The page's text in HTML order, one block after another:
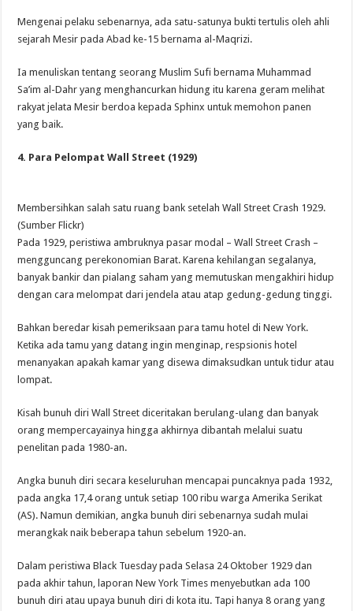
Mengenai pelaku sebenarnya, ada satu-satunya bukti tertulis oleh ahli
sejarah Mesir pada Abad ke-15 bernama al-Maqrizi.
Ia menuliskan tentang seorang Muslim Sufi bernama Muhammad
Sa’im al-Dahr yang menghancurkan hidung itu karena geram melihat
rakyat jelata Mesir berdoa kepada Sphinx untuk memohon panen
yang baik.
4. Para Pelompat Wall Street (1929)
Membersihkan salah satu ruang bank setelah Wall Street Crash 1929.
(Sumber Flickr)
Pada 1929, peristiwa ambruknya pasar modal – Wall Street Crash –
mengguncang perekonomian Barat. Karena kehilangan segalanya,
banyak bankir dan pialang saham yang memutuskan mengakhiri hidup
dengan cara melompat dari jendela atau atap gedung-gedung tinggi.
Bahkan beredar kisah pemeriksaan para tamu hotel di New York.
Ketika ada tamu yang datang ingin menginap, respsionis hotel
menanyakan apakah kamar yang disewa dimaksudkan untuk tidur atau
lompat.
Kisah bunuh diri Wall Street diceritakan berulang-ulang dan banyak
orang mempercayainya hingga akhirnya dibantah melalui suatu
penelitan pada 1980-an.
Angka bunuh diri secara keseluruhan mencapai puncaknya pada 1932,
pada angka 17,4 orang untuk setiap 100 ribu warga Amerika Serikat
(AS). Namun demikian, angka bunuh diri sebenarnya sudah mulai
merangkak naik beberapa tahun sebelum 1920-an.
Dalam peristiwa Black Tuesday pada Selasa 24 Oktober 1929 dan
pada akhir tahun, laporan New York Times menyebutkan ada 100
bunuh diri atau upaya bunuh diri di kota itu. Tapi hanya 8 orang yang